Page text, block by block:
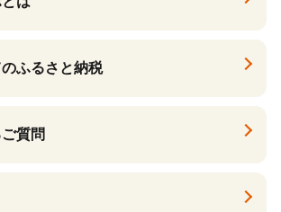
ふるさと納税
質問